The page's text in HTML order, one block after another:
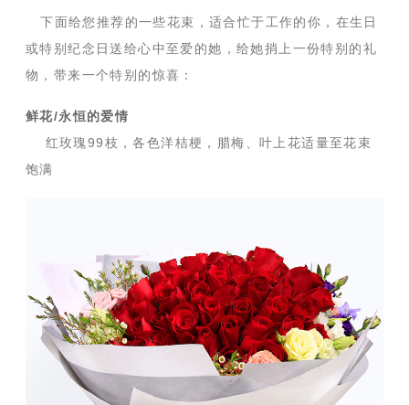
下面给您推荐的一些花束，适合忙于工作的你，在生日
或特别纪念日送给心中至爱的她，给她捎上一份特别的礼
物，带来一个特别的惊喜：
鲜花/永恒的爱情
红玫瑰99枝，各色洋桔梗，腊梅、叶上花适量至花束
饱满